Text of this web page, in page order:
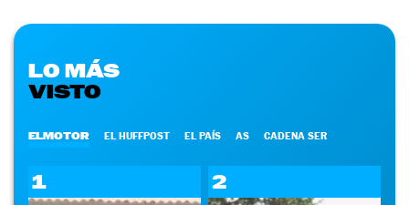
LO MÁS
VISTO
ELMOTOR EL HUFFPOST EL PAÍS AS CADENA SER
1 2